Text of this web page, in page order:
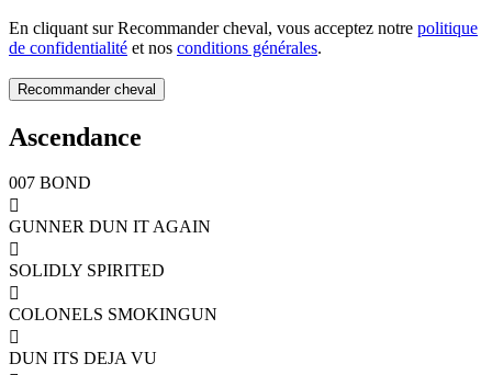
En cliquant sur Recommander cheval, vous acceptez notre politique
de confidentialité et nos conditions générales.
Ascendance
007 BOND

GUNNER DUN IT AGAIN

SOLIDLY SPIRITED

COLONELS SMOKINGUN

DUN ITS DEJA VU